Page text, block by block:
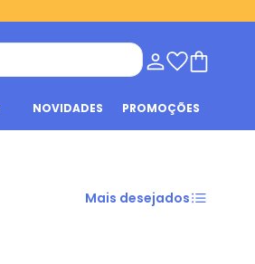
NOVIDADES PROMOÇÕES
Mais desejados